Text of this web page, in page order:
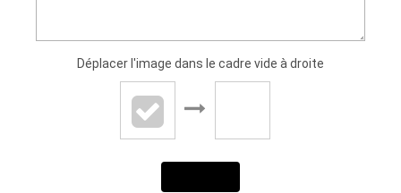
Déplacer l'image dans le cadre vide à droite